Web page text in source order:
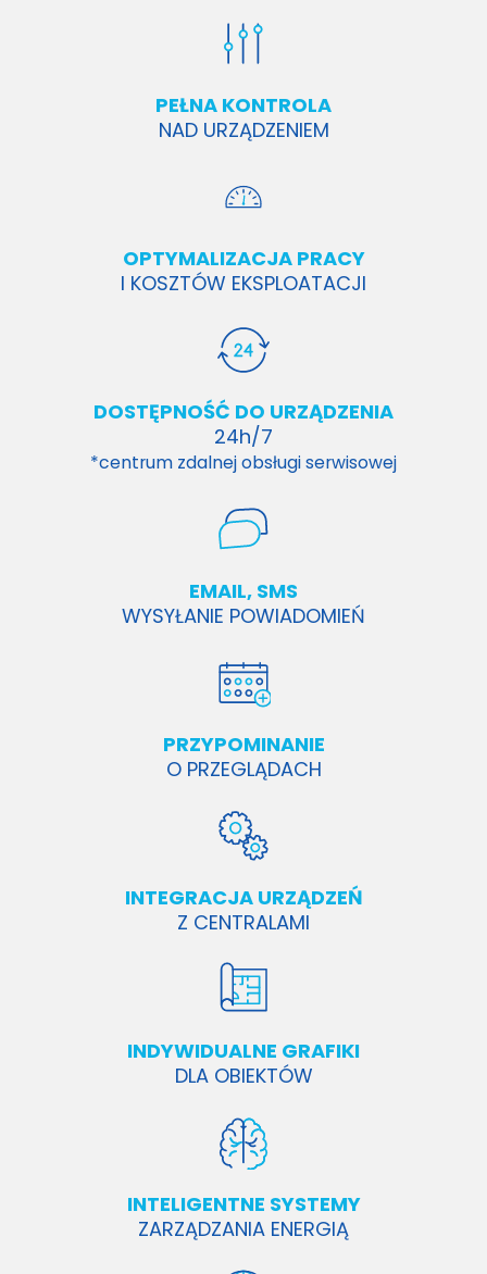
PEŁNA KONTROLA
NAD URZĄDZENIEM
OPTYMALIZACJA PRACY
I KOSZTÓW EKSPLOATACJI
DOSTĘPNOŚĆ DO URZĄDZENIA
24h/7
*centrum zdalnej obsługi serwisowej
EMAIL, SMS
WYSYŁANIE POWIADOMIEŃ
PRZYPOMINANIE
O PRZEGLĄDACH
INTEGRACJA URZĄDZEŃ
Z CENTRALAMI
INDYWIDUALNE GRAFIKI
DLA OBIEKTÓW
INTELIGENTNE SYSTEMY
ZARZĄDZANIA ENERGIĄ